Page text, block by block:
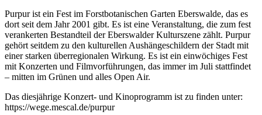
Purpur ist ein Fest im Forstbotanischen Garten Eberswalde, das es
dort seit dem Jahr 2001 gibt. Es ist eine Veranstaltung, die zum fest
verankerten Bestandteil der Eberswalder Kulturszene zählt. Purpur
gehört seitdem zu den kulturellen Aushängeschildern der Stadt mit
einer starken überregionalen Wirkung. Es ist ein einwöchiges Fest
mit Konzerten und Filmvorführungen, das immer im Juli stattfindet
– mitten im Grünen und alles Open Air.
Das diesjährige Konzert- und Kinoprogramm ist zu finden unter:
https://wege.mescal.de/purpur